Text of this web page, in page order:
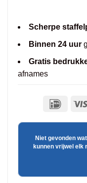
Scherpe
Binnen 24 uur
Gratis
afnames
Niet gevonden
kunnen vrijwel elk